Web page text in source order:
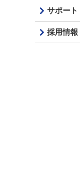
サポート
採用情報